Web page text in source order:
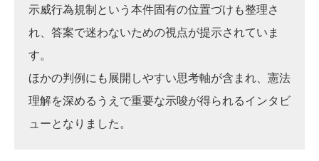
示威行為規制という本件固有の位置づけも整理さ
れ、答案で迷わないための視点が提示されていま
す。
ほかの判例にも展開しやすい思考軸が含まれ、憲法
理解を深めるうえで重要な示唆が得られるインタビ
ューとなりました。